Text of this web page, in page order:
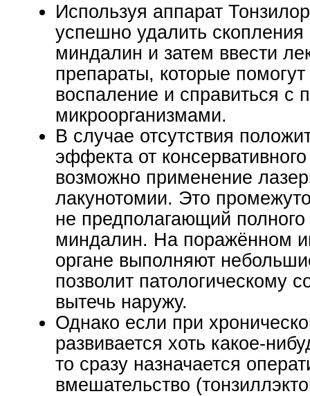
Используя аппарат
успешно удалить скопления
миндалин и затем ввести
препараты, которые помогут
воспаление и справиться с
микроорганизмами.
В случае отсутствия
эффекта от
возможно применение
лакунотомии. Это
не предполагающий полного
миндалин. На поражённом
органе выполняют
позволит патологическому
вытечь наружу.
Однако если при
развивается хоть какое-
то сразу назначается
вмешательство